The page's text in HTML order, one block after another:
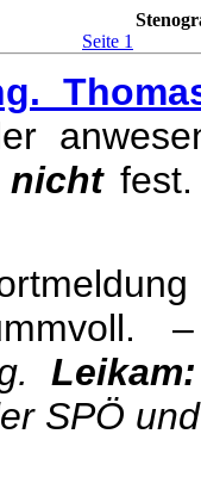
Seite 1
nicht
Leikam:
SPÖ